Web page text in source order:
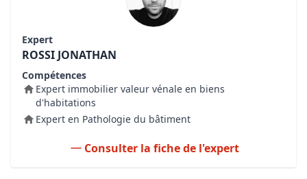
Expert
ROSSI JONATHAN
Compétences
Expert immobilier valeur vénale en biens
d'habitations
Expert en Pathologie du bâtiment
Consulter la fiche de l'expert